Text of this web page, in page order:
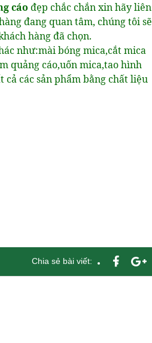
cáo đẹp chắc chắn xin hãy liên
đang quan tâm, chúng tôi sẽ
hàng đã chọn.
như:mài bóng mica,cắt mica
quảng cáo,uốn mica,tao hình
các sản phẩm bằng chất liệu
Chia sẻ bài viết: